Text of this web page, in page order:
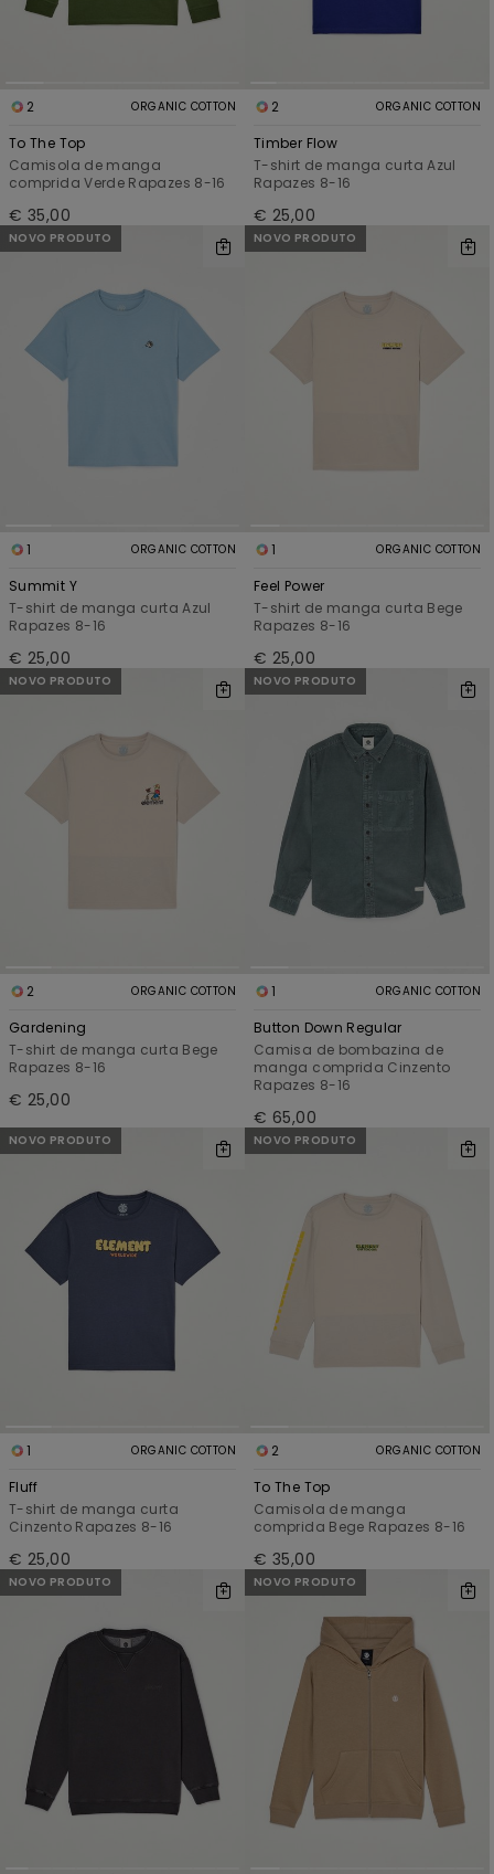
2 ORGANIC COTTON
To The Top
Camisola de manga
comprida Verde Rapazes 8-16
€ 35,00
2 ORGANIC COTTON
Timber Flow
T-shirt de manga curta Azul
Rapazes 8-16
€ 25,00
NOVO PRODUTO
1 ORGANIC COTTON
Summit Y
T-shirt de manga curta Azul
Rapazes 8-16
€ 25,00
NOVO PRODUTO
1 ORGANIC COTTON
Feel Power
T-shirt de manga curta Bege
Rapazes 8-16
€ 25,00
NOVO PRODUTO
2 ORGANIC COTTON
Gardening
T-shirt de manga curta Bege
Rapazes 8-16
€ 25,00
NOVO PRODUTO
1 ORGANIC COTTON
Button Down Regular
Camisa de bombazina de
manga comprida Cinzento
Rapazes 8-16
€ 65,00
NOVO PRODUTO
1 ORGANIC COTTON
Fluff
T-shirt de manga curta
Cinzento Rapazes 8-16
€ 25,00
NOVO PRODUTO
2 ORGANIC COTTON
To The Top
Camisola de manga
comprida Bege Rapazes 8-16
€ 35,00
NOVO PRODUTO NOVO PRODUTO